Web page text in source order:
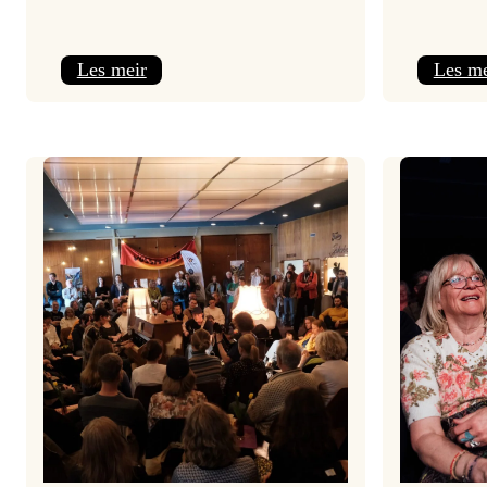
Les meir:
–
3.
joledag
Les